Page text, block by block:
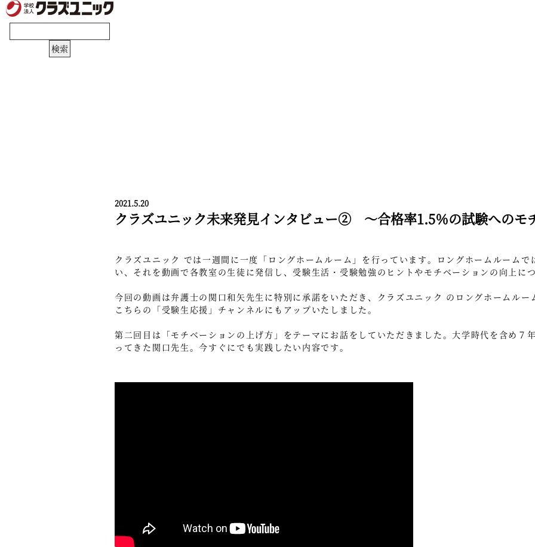
2021.5.20
クラズユニック未来発見インタビュー② ～合格率1.5％の試験へのモ
クラズユニック では一週間に一度「ロングホームルーム」を行っています。ロングホームルームで
い、それを動画で各教室の生徒に発信し、受験生活・受験勉強のヒントやモチベーションの向上につ
今回の動画は弁護士の関口和矢先生に特別に承諾をいただき、クラズユニック のロングホームルー
こちらの「受験生応援」チャンネルにもアップいたしました。
第二回目は「モチベーションの上げ方」をテーマにお話をしていただきました。大学時代を含め７
ってきた関口先生。今すぐにでも実践したい内容です。